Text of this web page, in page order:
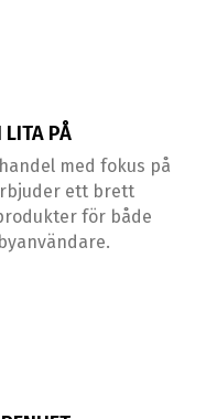
LITA PÅ
med fokus på
ett brett
för både